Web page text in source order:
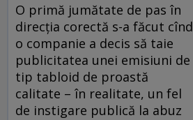
O primă jumătate de pas în
direcţia corectă s-a făcut cînd
o companie a decis să taie
publicitatea unei emisiuni de
tip tabloid de proastă
calitate – în realitate, un fel
de instigare publică la abuz